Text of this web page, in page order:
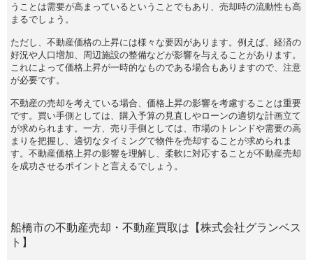
うことは需要が高まっているということでもあり、売却時の流動性も高
まるでしょう。
ただし、不動産価格の上昇には様々な要因があります。例えば、経済の
好況や人口増加、周辺施設の整備などが影響を与えることがあります。
これによって価格上昇が一時的なものである場合もありますので、注意
が必要です。
不動産の売却を考えている場合、価格上昇の影響を考慮することは重要
です。買い手側としては、購入予算の見直しやローンの適切な計画立て
が求められます。一方、売り手側としては、市場のトレンドや需要の高
まりを把握し、適切なタイミングで物件を売却することが求められま
す。不動産価格上昇の影響を理解し、柔軟に対応することが不動産売却
を成功させるポイントと言えるでしょう。
船橋市の不動産売却・不動産買取は【株式会社グランベス
ト】